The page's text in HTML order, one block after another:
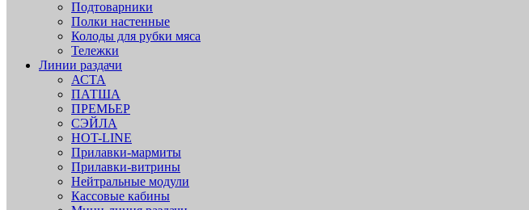
Подтоварники
Полки настенные
Колоды для рубки мяса
Тележки
Линии раздачи
АСТА
ПАТША
ПРЕМЬЕР
СЭЙЛА
HOT-LINE
Прилавки-мармиты
Прилавки-витрины
Нейтральные модули
Кассовые кабины